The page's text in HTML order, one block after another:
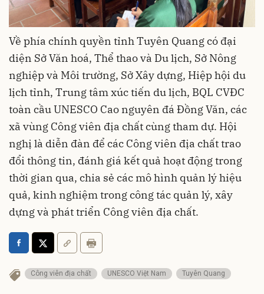
Về phía chính quyền tỉnh Tuyên Quang có đại
diện Sở Văn hoá, Thể thao và Du lịch, Sở Nông
nghiệp và Môi trường, Sở Xây dựng, Hiệp hội du
lịch tỉnh, Trung tâm xúc tiến du lịch, BQL CVĐC
toàn cầu UNESCO Cao nguyên đá Đồng Văn, các
xã vùng Công viên địa chất cùng tham dự. Hội
nghị là diễn đàn để các Công viên địa chất trao
đổi thông tin, đánh giá kết quả hoạt động trong
thời gian qua, chia sẻ các mô hình quản lý hiệu
quả, kinh nghiệm trong công tác quản lý, xây
dựng và phát triển Công viên địa chất.
Công viên địa chất UNESCO Việt Nam Tuyên Quang